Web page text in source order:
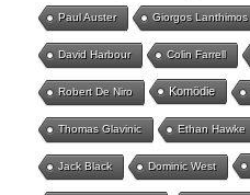
Paul Auster Giorgos Lanthimos
David Harbour Colin Farrell
Robert De Niro Komödie
Thomas Glavinic Ethan Hawke
Jack Black Dominic West